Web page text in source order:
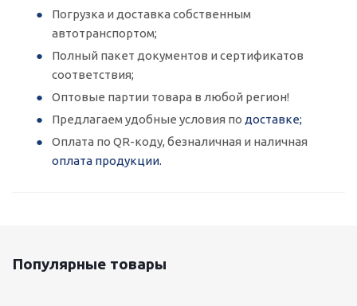
Погрузка и доставка собственным
автотранспортом;
Полный пакет документов и сертификатов
соответствия;
Оптовые партии товара в любой регион!
Предлагаем удобные условия по доставке;
Оплата по QR-коду, безналичная и наличная
оплата продукции.
Популярные товары